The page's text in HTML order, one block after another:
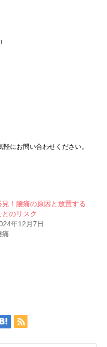
にお問い合わせください。
見！腰痛の原因と放置する
とのリスク
年12月7日
痛